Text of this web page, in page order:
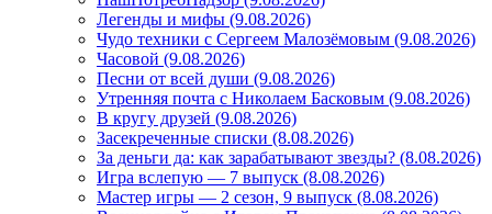
Легенды и мифы (9.08.2026)
Чудо техники с Сергеем Малозёмовым (9.08.2026)
Часовой (9.08.2026)
Песни от всей души (9.08.2026)
Утренняя почта с Николаем Басковым (9.08.2026)
В кругу друзей (9.08.2026)
Засекреченные списки (8.08.2026)
За деньги да: как зарабатывают звезды? (8.08.2026)
Игра вслепую — 7 выпуск (8.08.2026)
Мастер игры — 2 сезон, 9 выпуск (8.08.2026)